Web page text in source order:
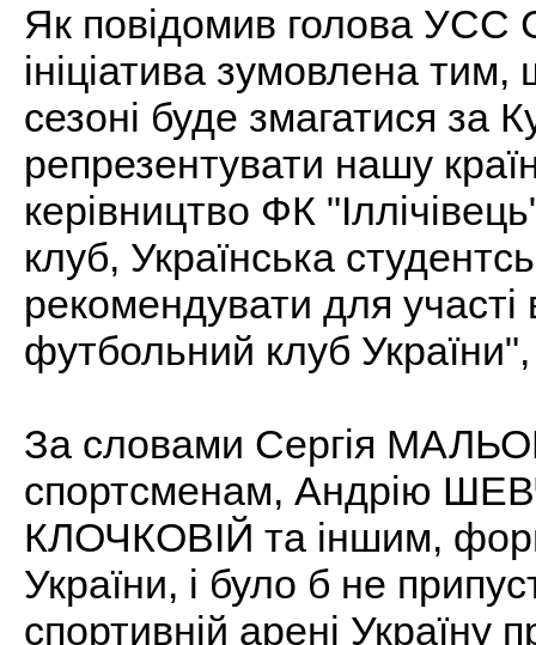
Як повідомив голова
ініціатива зумовлена
сезоні буде змагатися
репрезентувати нашу
керівництво ФК
клуб, Українська
рекомендувати для
футбольний клуб України",
За словами Сергія
спортсменам, Андрію
КЛОЧКОВІЙ та іншим,
України, і було б не
спортивній арені Україну